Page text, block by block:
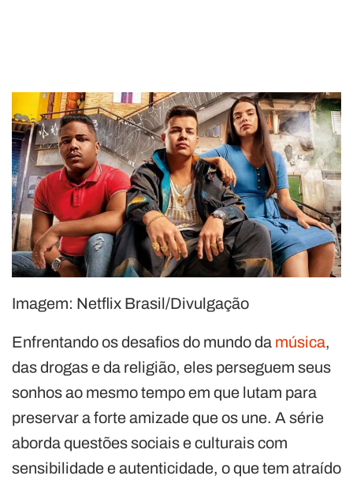
Imagem: Netflix Brasil/Divulgação
Enfrentando os desafios do mundo da música,
das drogas e da religião, eles perseguem seus
sonhos ao mesmo tempo em que lutam para
preservar a forte amizade que os une. A série
aborda questões sociais e culturais com
sensibilidade e autenticidade, o que tem atraído